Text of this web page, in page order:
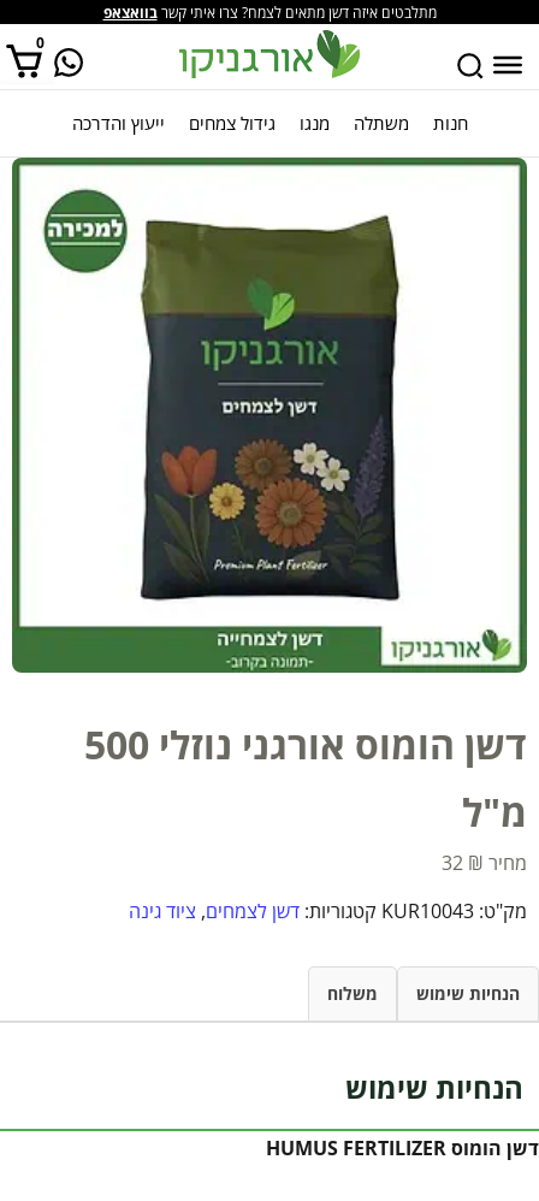
מתלבטים איזה דשן מתאים לצמח? צרו איתי קשרבוואצאפ
0
אין מוצרים בסל הקניות. חנות משתלה מנגו גידול צמחים ייעוץ והדרכה
דשן הומוס אורגני נוזלי 500
מ"ל
32 ₪
מק"ט: KUR10043 קטגוריות: דשן לצמחים, ציוד גינה
הנחיות שימוש משלוח
הנחיות שימוש
דשן הומוסHUMUS FERTILIZER